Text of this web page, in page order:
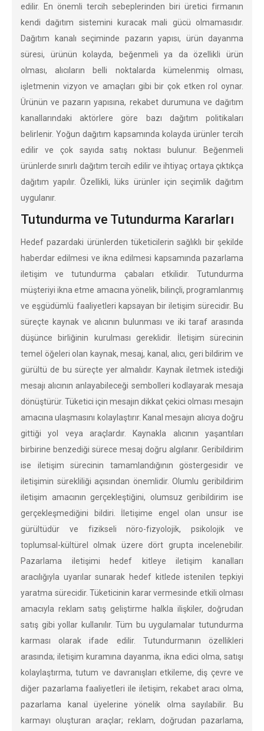
edilir. En önemli tercih sebeplerinden biri üretici firmanın
kendi dağıtım sistemini kuracak mali gücü olmamasıdır.
Dağıtım kanalı seçiminde pazarın yapısı, ürün dayanma
süresi, ürünün kolayda, beğenmeli ya da özellikli ürün
olması, alıcıların belli noktalarda kümelenmiş olması,
işletmenin vizyon ve amaçları gibi bir çok etken rol oynar.
Ürünün ve pazarın yapısına, rekabet durumuna ve dağıtım
kanallarındaki aktörlere göre bazı dağıtım politikaları
belirlenir. Yoğun dağıtım kapsamında kolayda ürünler tercih
edilir ve çok sayıda satış noktası bulunur. Beğenmeli
ürünlerde sınırlı dağıtım tercih edilir ve ihtiyaç ortaya çıktıkça
dağıtım yapılır. Özellikli, lüks ürünler için seçimlik dağıtım
uygulanır.
Tutundurma ve Tutundurma Kararları
Hedef pazardaki ürünlerden tüketicilerin sağlıklı bir şekilde
haberdar edilmesi ve ikna edilmesi kapsamında pazarlama
iletişim ve tutundurma çabaları etkilidir. Tutundurma
müşteriyi ikna etme amacına yönelik, bilinçli, programlanmış
ve eşgüdümlü faaliyetleri kapsayan bir iletişim sürecidir. Bu
süreçte kaynak ve alıcının bulunması ve iki taraf arasında
düşünce birliğinin kurulması gereklidir. İletişim sürecinin
temel öğeleri olan kaynak, mesaj, kanal, alıcı, geri bildirim ve
gürültü de bu süreçte yer almalıdır. Kaynak iletmek istediği
mesajı alıcının anlayabileceği sembolleri kodlayarak mesaja
dönüştürür. Tüketici için mesajın dikkat çekici olması mesajın
amacına ulaşmasını kolaylaştırır. Kanal mesajın alıcıya doğru
gittiği yol veya araçlardır. Kaynakla alıcının yaşantıları
birbirine benzediği sürece mesaj doğru algılanır. Geribildirim
ise iletişim sürecinin tamamlandığının göstergesidir ve
iletişimin sürekliliği açısından önemlidir. Olumlu geribildirim
iletişim amacının gerçekleştiğini, olumsuz geribildirim ise
gerçekleşmediğini bildiri. İletişime engel olan unsur ise
gürültüdür ve fizikseli nöro-fizyolojik, psikolojik ve
toplumsal-kültürel olmak üzere dört grupta incelenebilir.
Pazarlama iletişimi hedef kitleye iletişim kanalları
aracılığıyla uyarılar sunarak hedef kitlede istenilen tepkiyi
yaratma sürecidir. Tüketicinin karar vermesinde etkili olması
amacıyla reklam satış geliştirme halkla ilişkiler, doğrudan
satış gibi yollar kullanılır. Tüm bu uygulamalar tutundurma
karması olarak ifade edilir. Tutundurmanın özellikleri
arasında; iletişim kuramına dayanma, ikna edici olma, satışı
kolaylaştırma, tutum ve davranışları etkileme, diş çevre ve
diğer pazarlama faaliyetleri ile iletişim, rekabet aracı olma,
pazarlama kanal üyelerine yönelik olma sayılabilir. Bu
karmayı oluşturan araçlar; reklam, doğrudan pazarlama,